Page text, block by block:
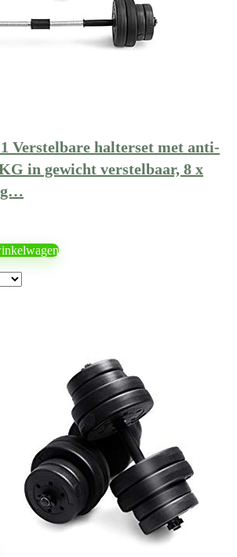
Verstelbare halterset met anti-
in gewicht verstelbaar, 8 x